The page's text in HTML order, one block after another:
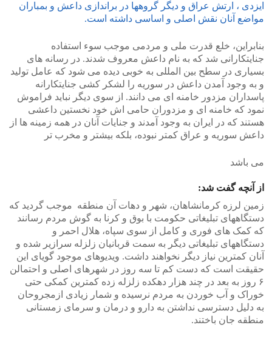
ایزدی ، ارتش عراق و دیگر گروهها در براندازی داعش و بمباران
مواضع آنان نقش اصلی و اساسی داشته است.
بنابراین، خلع قدرت ملی و مردمی موجب سوء استفاده
جنایتکارانی شد که به نام داعش معروف شدند. در رسانه های
بسیاری در سطح بین المللی به خوبی دیده می شود که عامل تولید
و به وجود آمدن داعش در سوریه را لشکر کشی جنایتکارانه
پاسداران مزدور خامنه ای می دانند. از سوی دیگر نباید فراموش
نمود که خامنه ای و مزدوران حامی اش خود نخستین داعشی
هستند که در ایران به وجود آمدند و جنایات آنان در همه زمینه ها از
داعش سوریه و عراق کمتر نبوده، بلکه بیشتر و مخرب تر
می باشد
از آنچه گفت شد:
زمین لرزه کرمانشاهان، شهر و دهات آن منطقه موجب گردید که
دستگاههای تبلیغاتی حکومت با بوق و کرنا به گوش مردم رسانند
که کمک های فوری و کامل از سوی سپاه، هلال احمر و
دستگاههای تبلیغاتی دیگر به سمت قربانیان زلزله سرازیر شده و
آنان کمترین نیاز دیگر نخواهند داشت. ویدیوهای موجود گویای این
حقیقت است که دست کم تا سه روز در شهرهای اصلی و احتمالن
۶ روز به بعد در چند هزار دهکده زلزله زده کمترین کمکی حتی
خوراک و آب خوردن به مردم نرسیده و شمار زیادی ازمجروحان
به دلیل دسترسی نداشتن به دارو و درمان و سرمای زمستانی
منطقه جان باختند.